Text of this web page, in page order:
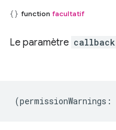
function facultatif
Le paramètre callback
(permissionWarnings :